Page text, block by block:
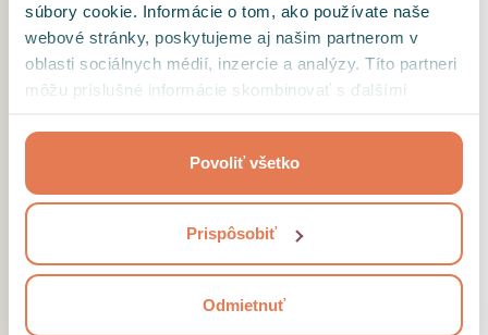
súbory cookie. Informácie o tom, ako používate naše
webové stránky, poskytujeme aj našim partnerom v
oblasti sociálnych médií, inzercie a analýzy. Títo partneri
môžu príslušné informácie skombinovať s ďalšími
keď ste používali ich služby.
Povoliť všetko
Prispôsobiť
Odmietnuť
psychologička. Pomohla mi spracovať
rozchod v čase, kedy som mal pocit, že
všetko stratilo zmysel. Jej prístup je plný
pochopenia, bez akéhokoľvek
sa cítim silnejší ako kedykoľvek pred